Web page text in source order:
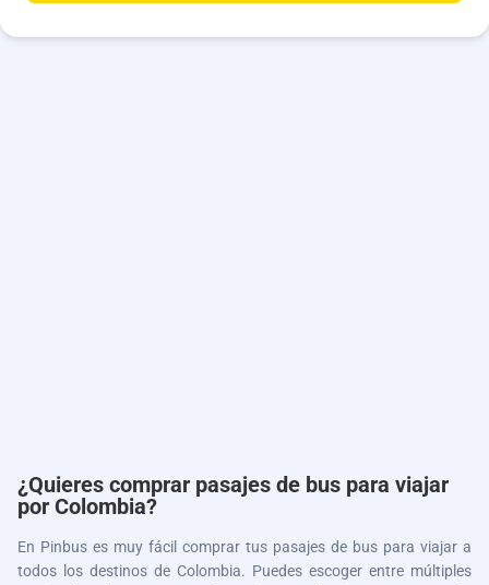
¿Quieres comprar pasajes de bus para viajar
por Colombia?
En Pinbus es muy fácil comprar tus pasajes de bus para viajar a
todos los destinos de Colombia. Puedes escoger entre múltiples